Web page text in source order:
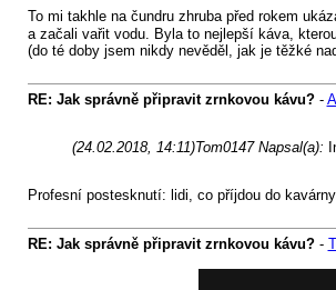
To mi takhle na čundru zhruba před rokem
a začali vařit vodu. Byla to nejlepší káva,
(do té doby jsem nikdy nevěděl, jak je těžké
RE: Jak správně připravit zrnkovou kávu?-
(24.02.2018, 14:11)Tom0147 Napsal(a):
Profesní postesknutí: lidi, co příjdou do
RE: Jak správně připravit zrnkovou kávu?-